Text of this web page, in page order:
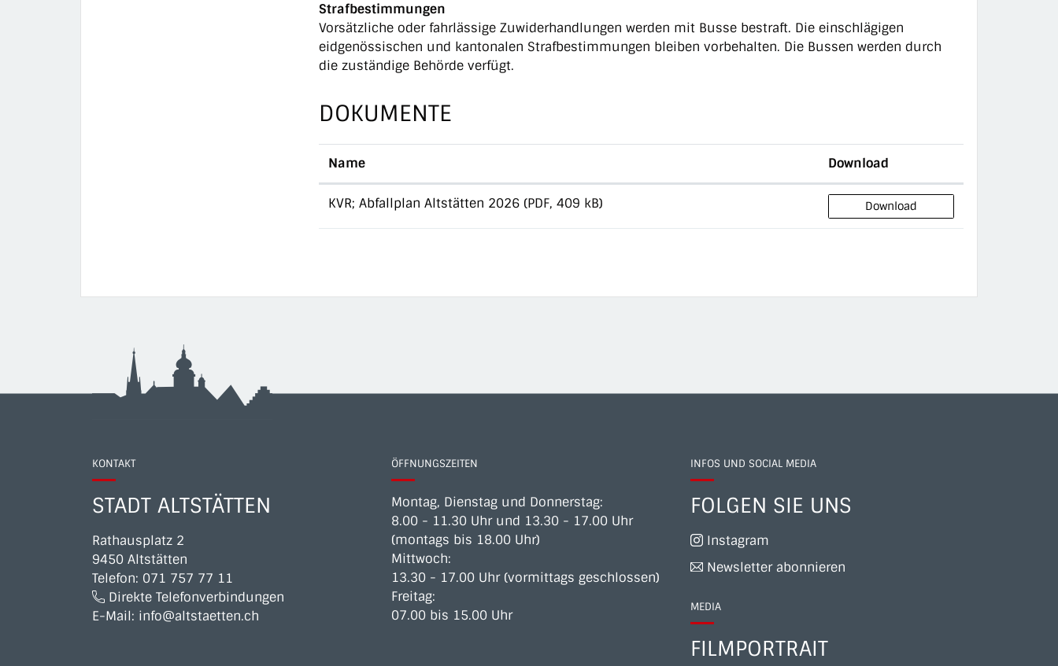
Strafbestimmungen
Vorsätzliche oder fahrlässige Zuwiderhandlungen werden mit Busse bestraft. Die einschlägigen
eidgenössischen und kantonalen Strafbestimmungen bleiben vorbehalten. Die Bussen werden durch
die zuständige Behörde verfügt.
DOKUMENTE
Name Download
KVR; Abfallplan Altstätten 2026 (PDF, 409 kB) Download
KONTAKT
STADT ALTSTÄTTEN
Rathausplatz 2
9450 Altstätten
Telefon: 071 757 77 11
Direkte Telefonverbindungen
E-Mail: info@altstaetten.ch
ÖFFNUNGSZEITEN
Montag, Dienstag und Donnerstag:
8.00 - 11.30 Uhr und 13.30 - 17.00 Uhr
(montags bis 18.00 Uhr)
Mittwoch:
13.30 - 17.00 Uhr (vormittags geschlossen)
Freitag:
07.00 bis 15.00 Uhr
INFOS UND SOCIAL MEDIA
FOLGEN SIE UNS
Instagram
Newsletter abonnieren
MEDIA
FILMPORTRAIT